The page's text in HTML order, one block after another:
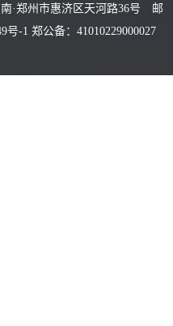
·郑州市惠济区天河路36号 邮
号-1 郑公备：41010229000027